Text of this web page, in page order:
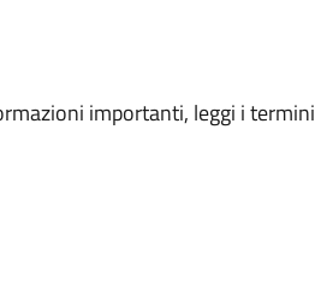
importanti, leggi i termini